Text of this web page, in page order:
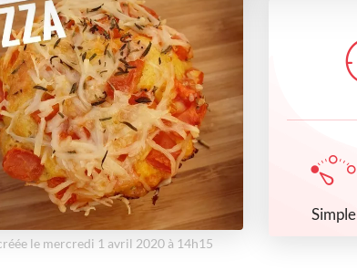
le mercredi 1 avril 2020 à 14h15
Simple